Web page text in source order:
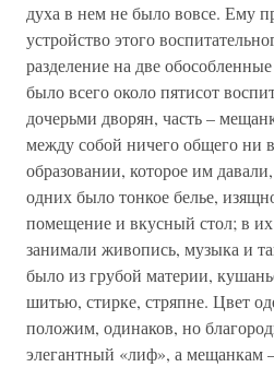
духа в нем не было вовсе. Ему
устройство этого
разделение на две
было всего около пятисот
дочерьми дворян, часть –
между собой ничего общего ни
образовании, которое им
одних было тонкое белье,
помещение и вкусный стол; в
занимали живопись, музыка и
было из грубой материи,
шитью, стирке, стряпне. Цвет
положим, одинаков, но
элегантный «лиф», а мещанкам